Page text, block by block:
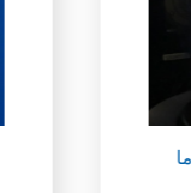
البلازما